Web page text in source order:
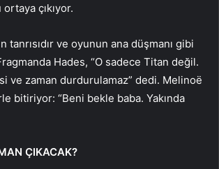
çıkıyor.
tanrısıdır ve oyunun ana düşmanı gibi
Hades, “O sadece Titan değil.
ve zaman durdurulamaz” dedi. Melinoë
bitiriyor: “Beni bekle baba. Yakında
ÇIKACAK?